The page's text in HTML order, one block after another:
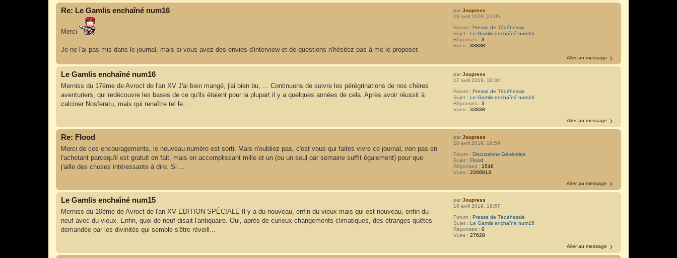
parJoupress
19 avril 2019, 22:05
Forum :Presse de Tédéhessie
Sujet :Le Gamlis enchaîné num16
Réponses :3
Vues :33838
Re: Le Gamlis enchaîné num16
Merci
Je ne l'ai pas mis dans le journal, mais si vous avez des envies d'interview et de questions n'hésitez pas à me le proposer.
Aller au message
parJoupress
17 avril 2019, 18:34
Forum :Presse de Tédéhessie
Sujet :Le Gamlis enchaîné num16
Réponses :3
Vues :33838
Le Gamlis enchaîné num16
Merniss du 17ème de Avroct de l'an XV J'ai bien mangé, j'ai bien bu, ... Continuons de suivre les pérégrinations de nos chères
aventuriers, qui redécouvre les bases de ce qu'ils étaient pour la plupart il y a quelques années de cela. Après avoir réussit à
calciner Nosferatu, mais qui renaître tel le...
Aller au message
parJoupress
10 avril 2019, 19:59
Forum :Discussions Générales
Sujet :Flood
Réponses : 1546
Vues :2266813
Re: Flood
Merci de ces encouragements, le nouveau numéro est sorti. Mais n'oubliez pas, c'est vous qui faites vivre ce journal, non pas en
l'achetant parcequ'il est gratuit en fait, mais en accomplissant mille et un (ou un seul par semaine suffit également) pour que
j'aille des choses intéressante à dire. Si ...
Aller au message
parJoupress
10 avril 2019, 19:57
Forum :Presse de Tédéhessie
Sujet :Le Gamlis enchaîné num15
Réponses :0
Vues :27628
Le Gamlis enchaîné num15
Merniss du 10ème de Avroct de l'an XV EDITION SPÉCIALE Il y a du nouveau, enfin du vieux mais qui est nouveau, enfin du
neuf avec du vieux. Enfin, quoi de neuf disait l'antiquaire. Oui, après de curieux changements climatiques, des étranges quêtes
demandée par les divinités qui semble s'être réveill...
Aller au message